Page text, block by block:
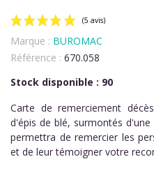
(5 avis)
Marque : BUROMAC
Référence : 670.058
Stock disponible : 90
Carte de remerciement
d'épis de blé, surmontés
permettra de remercier les
et de leur témoigner votre